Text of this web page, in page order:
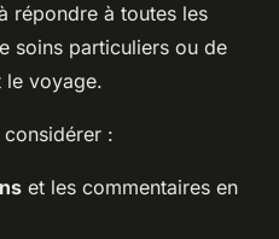
répondre à toutes les
soins particuliers ou de
le voyage.
:
et les commentaires en